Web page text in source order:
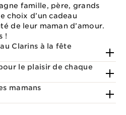
famille, père, grands
choix d’un cadeau
de leur maman d’amour.
!
Clarins à la fête
le plaisir de chaque
mamans